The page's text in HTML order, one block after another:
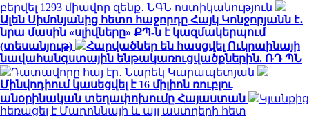
բերվել 1293 միավոր զենք․ ՆԳՆ ոստիկանություն
Ալեն Սիմոնյանից հետո հաջորդը Հայկ Կոնջորյանն է․
նրա մասին «սլիվները» ՔՊ-ն է կազմակերպում
(տեսանյութ)
Հարվածներ են հասցվել Ուկրաինայի
նավահանգստային ենթակառուցվածքներին. ՌԴ ՊՆ
Դատավորը հայ էր․ Նարեկ Կարապետյան
Մինվոդիում կասեցվել է 16 միլիոն ռուբլու
անօրինական տեղափոխումը Հայաստան
Կյանքից
հեռացել է Մադոննայի և այլ աստղերի հետ